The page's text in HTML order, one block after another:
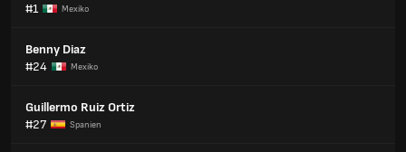
#1
Mexiko
Benny Diaz
#24
Mexiko
Guillermo Ruiz Ortiz
#27
Spanien